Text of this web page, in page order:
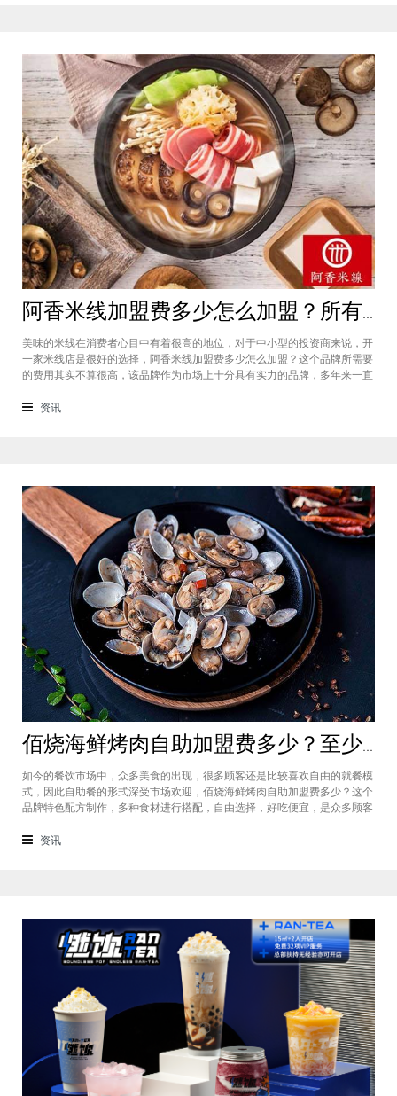
阿香米线加盟费多少怎么加盟？所有问题一一在本文给您解答
美味的米线在消费者心目中有着很高的地位，对于中小型的投资商来说，开
一家米线店是很好的选择，阿香米线加盟费多少怎么加盟？这个品牌所需要
的费用其实不算很高，该品牌作为市场上十分具有实力的品牌，多年来一直
一一说明它的费用和流程吧。阿香米线加盟费用多少？选择这个品牌加盟的
资讯
佰烧海鲜烤肉自助加盟费多少？至少需要18.73-22.96元方可加盟
如今的餐饮市场中，众多美食的出现，很多顾客还是比较喜欢自由的就餐模
式，因此自助餐的形式深受市场欢迎，佰烧海鲜烤肉自助加盟费多少？这个
品牌特色配方制作，多种食材进行搭配，自由选择，好吃便宜，是众多顾客
间，下面就一起来看看吧。佰烧海鲜烤肉自助加盟费多少？这个品牌的投资
资讯